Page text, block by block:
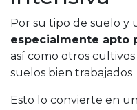
Por su tipo de suelo y
especialmente apto
así como otros
suelos bien
Esto lo convierte en